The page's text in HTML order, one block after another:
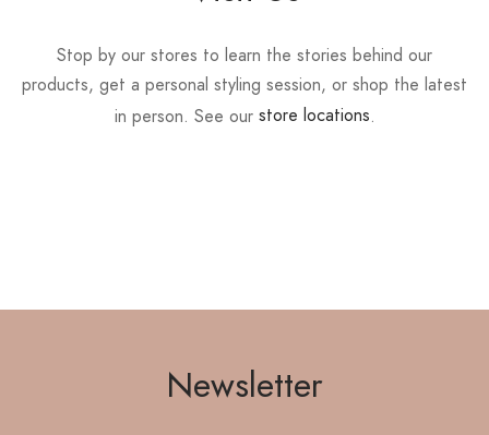
Stop by our stores to learn the stories behind our
products, get a personal styling session, or shop the latest
in person. See our store locations.
Newsletter